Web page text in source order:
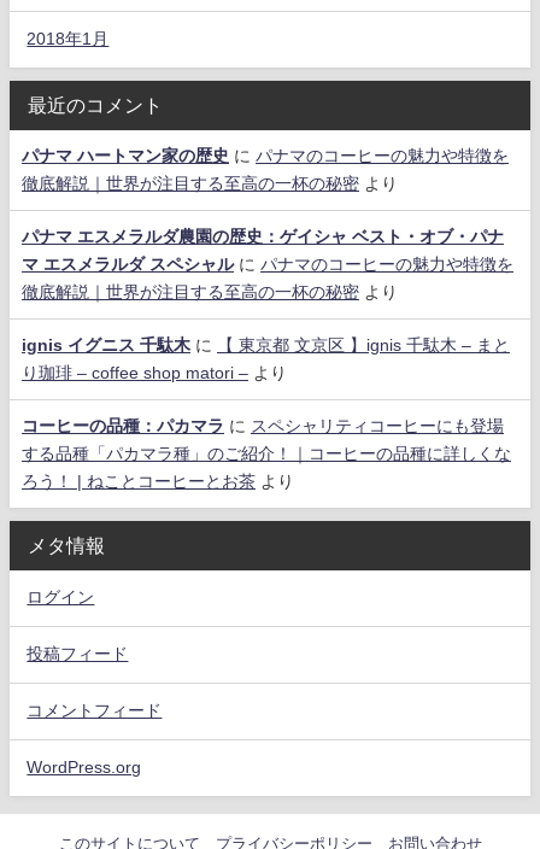
2018年1月
最近のコメント
パナマ ハートマン家の歴史 に パナマのコーヒーの魅力や特徴を
徹底解説｜世界が注目する至高の一杯の秘密 より
パナマ エスメラルダ農園の歴史：ゲイシャ ベスト・オブ・パナ
マ エスメラルダ スペシャルに パナマのコーヒーの魅力や特徴を
徹底解説｜世界が注目する至高の一杯の秘密 より
ignis イグニス 千駄木 に
【 東京都 文京区 】ignis 千駄木 – まと
り珈琲 – coffee shop matori – より
コーヒーの品種：パカマラ に スペシャリティコーヒーにも登場
する品種「パカマラ種」のご紹介！｜コーヒーの品種に詳しくな
ろう！ | ねことコーヒーとお茶 より
メタ情報
ログイン
投稿フィード
コメントフィード
WordPress.org
このサイトについて プライバシーポリシー お問い合わせ